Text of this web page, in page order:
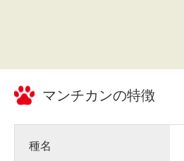
マンチカンの特徴
種名